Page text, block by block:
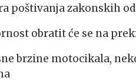
poštivanja zakonskih
obratit će se na
brzine motocikala,